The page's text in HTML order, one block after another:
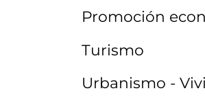
Promoción
Turismo
Urbanismo -